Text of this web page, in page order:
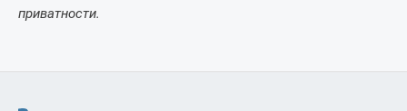
приватности.